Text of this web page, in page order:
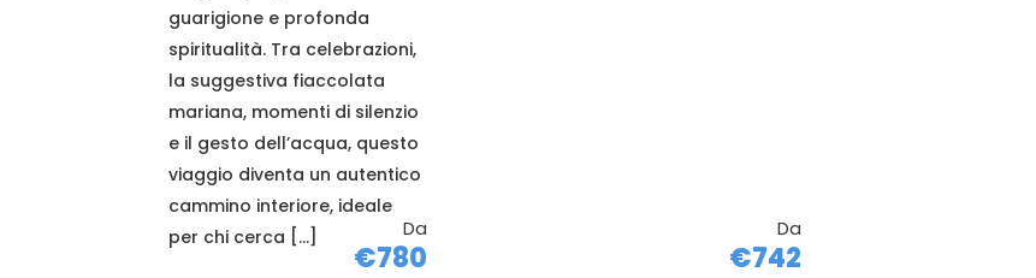
Da
€780
guarigione e profonda
spiritualità. Tra celebrazioni,
la suggestiva fiaccolata
mariana, momenti di silenzio
e il gesto dell’acqua, questo
viaggio diventa un autentico
cammino interiore, ideale
per chi cerca […]
Da
€742